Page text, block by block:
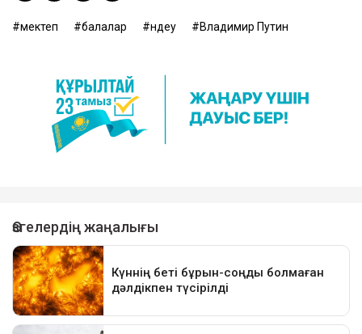
мектеп балалар үндеу Владимир Путин